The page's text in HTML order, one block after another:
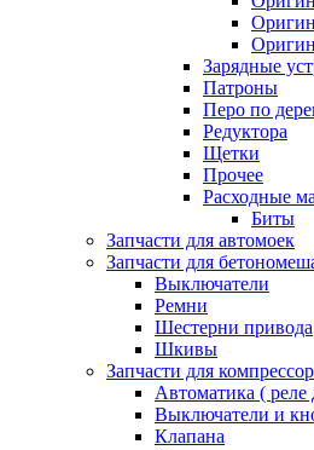
Зарядные
Патроны
Перо по
Редуктора
Щетки
Прочее
Расходные
Биты
Запчасти для автомоек
Запчасти для
Выключатели
Ремни
Шестерни привода
Шкивы
Запчасти для
Автоматика ( реле
Выключатели и
Клапана